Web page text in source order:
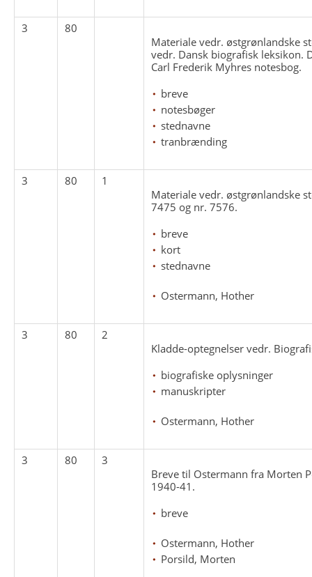
3
80
Materiale vedr. østgrønlandske
vedr. Dansk biografisk leksikon.
Carl Frederik Myhres notesbog.
breve
notesbøger
stednavne
tranbrænding
3 80
1
Materiale vedr. østgrønlandske
7475 og nr. 7576.
breve
kort
stednavne
Ostermann, Hother
3 80
2
Kladde-optegnelser vedr.
biografiske oplysninger
manuskripter
Ostermann, Hother
3 80
3
Breve til Ostermann fra Morten
1940-41.
breve
Ostermann, Hother
Porsild, Morten